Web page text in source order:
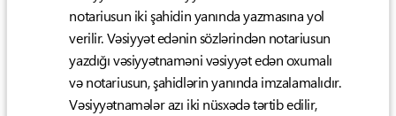
notariusun iki şahidin yanında yazmasına yol
verilir. Vəsiyyət edənin sözlərindən notariusun
yazdığı vəsiyyətnaməni vəsiyyət edən oxumalı
və notariusun, şahidlərin yanında imzalamalıdır.
Vəsiyyətnamələr azı iki nüsxədə tərtib edilir,